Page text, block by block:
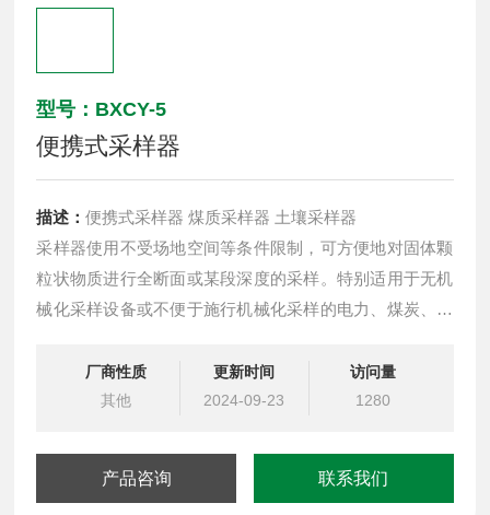
型号：BXCY-5
便携式采样器
描述：便携式采样器 煤质采样器 土壤采样器
采样器使用不受场地空间等条件限制，可方便地对固体颗
粒状物质进行全断面或某段深度的采样。特别适用于无机
械化采样设备或不便于施行机械化采样的电力、煤炭、化
的随机采样。
厂商性质
其他
更新时间
2024-09-23
访问量
1280
产品咨询 联系我们